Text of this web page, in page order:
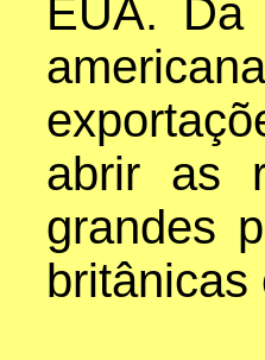
EUA. Da
abrir as
grandes